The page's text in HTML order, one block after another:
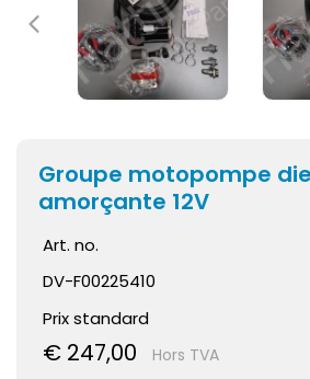
Groupe motopompe
amorçante 12V
Art. no.
DV-F00225410
Prix standard
€ 247,00 Hors TVA